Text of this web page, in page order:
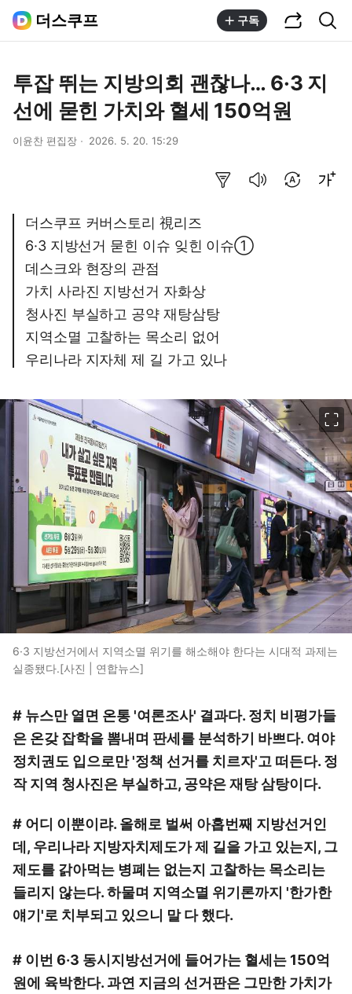
더스쿠프 구독
투잡 뛰는 지방의회 괜찮나… 6·3 지
선에 묻힌 가치와 혈세 150억원
이윤찬 편집장 2026. 5. 20. 15:29
더스쿠프 커버스토리 視리즈
6·3 지방선거 묻힌 이슈 잊힌 이슈①
데스크와 현장의 관점
가치 사라진 지방선거 자화상
청사진 부실하고 공약 재탕삼탕
지역소멸 고찰하는 목소리 없어
우리나라 지자체 제 길 가고 있나
6·3 지방선거에서 지역소멸 위기를 해소해야 한다는 시대적 과제는
실종됐다.[사진 | 연합뉴스]
# 뉴스만 열면 온통 '여론조사' 결과다. 정치 비평가들
은 온갖 잡학을 뽐내며 판세를 분석하기 바쁘다. 여야
정치권도 입으로만 '정책 선거를 치르자'고 떠든다. 정
작 지역 청사진은 부실하고, 공약은 재탕 삼탕이다.
# 어디 이뿐이랴. 올해로 벌써 아홉번째 지방선거인
데, 우리나라 지방자치제도가 제 길을 가고 있는지, 그
제도를 갉아먹는 병폐는 없는지 고찰하는 목소리는
들리지 않는다. 하물며 지역소멸 위기론까지 '한가한
얘기'로 치부되고 있으니 말 다 했다.
# 이번 6·3 동시지방선거에 들어가는 혈세는 150억
원에 육박한다. 과연 지금의 선거판은 그만한 가치가